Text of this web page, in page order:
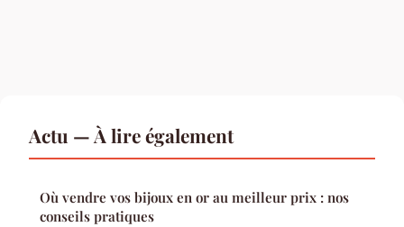
Actu — À lire également
Où vendre vos bijoux en or au meilleur prix : nos
conseils pratiques